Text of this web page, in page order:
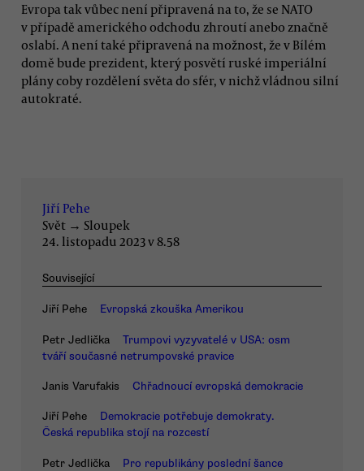
Evropa tak vůbec není připravená na to, že se NATO
v případě amerického odchodu zhroutí anebo značně
oslabí. A není také připravená na možnost, že v Bílém
domě bude prezident, který posvětí ruské imperiální
plány coby rozdělení světa do sfér, v nichž vládnou silní
autokraté.
Jiří Pehe
Svět → Sloupek
24. listopadu 2023 v 8.58
Související
Jiří Pehe Evropská zkouška Amerikou
Petr Jedlička
Trumpovi vyzyvatelé v USA: osm
tváří současné netrumpovské pravice
Janis Varufakis Chřadnoucí evropská demokracie
Jiří Pehe
Demokracie potřebuje demokraty.
Česká republika stojí na rozcestí
Petr Jedlička
Pro republikány poslední šance